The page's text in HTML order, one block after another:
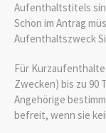
Aufenthaltstitels
Schon im Antrag
Aufenthaltszweck
Für
Zwecken) bis zu 90
Angehörige
befreit, wenn sie